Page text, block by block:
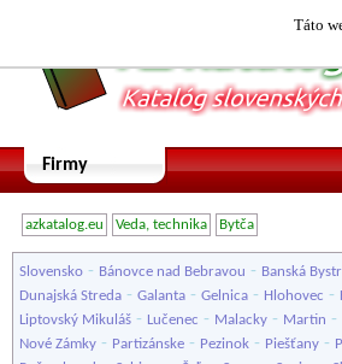
Táto
Firmy
azkatalog.eu Veda, technika Bytča
Slovensko - Bánovce nad Bebravou - Banská
Dunajská Streda - Galanta - Gelnica - Hlohovec -
Liptovský Mikuláš - Lučenec - Malacky - Martin -
Nové Zámky - Partizánske - Pezinok - Piešťany -